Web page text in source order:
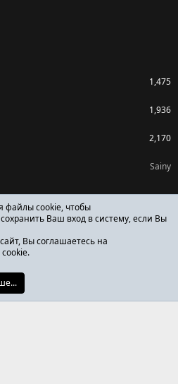
1,475
1,936
2,170
Sainy
файлы cookie, чтобы
Ваш вход в систему, если Вы
Вы соглашаетесь на